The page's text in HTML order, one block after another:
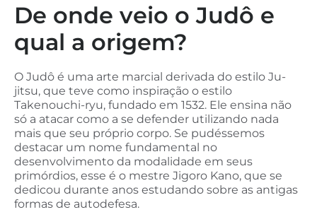
De onde veio o Judô e
qual a origem?
O Judô é uma arte marcial derivada do estilo Ju-
jitsu, que teve como inspiração o estilo
Takenouchi-ryu, fundado em 1532. Ele ensina não
só a atacar como a se defender utilizando nada
mais que seu próprio corpo. Se pudéssemos
destacar um nome fundamental no
desenvolvimento da modalidade em seus
primórdios, esse é o mestre Jigoro Kano, que se
dedicou durante anos estudando sobre as antigas
formas de autodefesa.